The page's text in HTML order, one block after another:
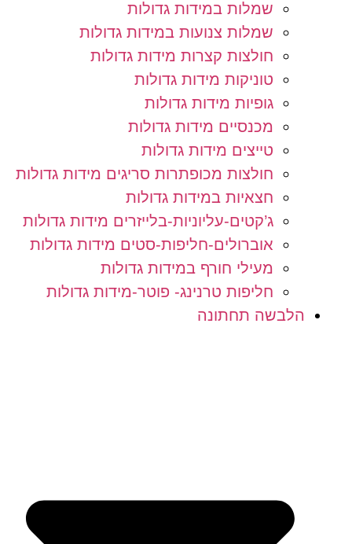
שמלות במידות גדולות
שמלות צנועות במידות גדולות
חולצות קצרות מידות גדולות
טוניקות מידות גדולות
גופיות מידות גדולות
מכנסיים מידות גדולות
טייצים מידות גדולות
חולצות מכופתרות סריגים מידות גדולות
חצאיות במידות גדולות
ג’קטים-עליוניות-בלייזרים מידות גדולות
אוברולים-חליפות-סטים מידות גדולות
מעילי חורף במידות גדולות
חליפות טרנינג- פוטר-מידות גדולות
הלבשה תחתונה